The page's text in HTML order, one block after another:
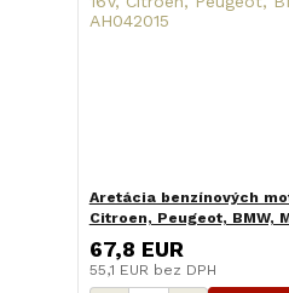
Aretácia benzínových
Citroen, Peugeot, BMW,
67,8 EUR
55,1 EUR bez DPH